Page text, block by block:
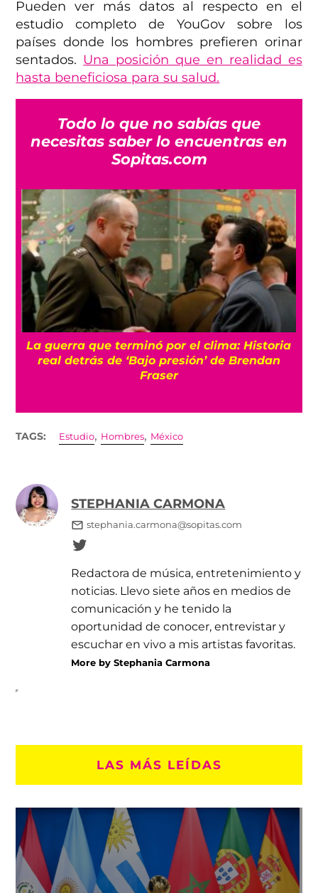
Pueden ver más datos al respecto en el
estudio completo de YouGov sobre los
países donde los hombres prefieren orinar
sentados. Una posición que en realidad es
hasta beneficiosa para su salud.
Todo lo que no sabías que
necesitas saber lo encuentras en
Sopitas.com
La guerra que terminó por el clima: Historia
real detrás de ‘Bajo presión’ de Brendan
Fraser
TAGS: Estudio, Hombres, México
STEPHANIA CARMONA
stephania.carmona@sopitas.com
Redactora de música, entretenimiento y
noticias. Llevo siete años en medios de
comunicación y he tenido la
oportunidad de conocer, entrevistar y
escuchar en vivo a mis artistas favoritas.
More by Stephania Carmona
LAS MÁS LEÍDAS